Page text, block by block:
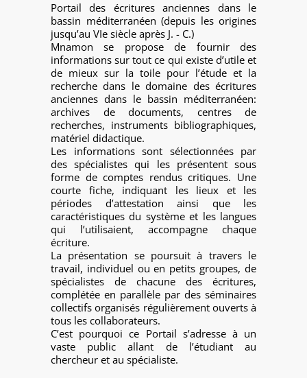
Portail des écritures anciennes dans le
bassin méditerranéen (depuis les origines
jusqu’au VIe siècle après J. - C.)
Mnamon se propose de fournir des
informations sur tout ce qui existe d’utile et
de mieux sur la toile pour l’étude et la
recherche dans le domaine des écritures
anciennes dans le bassin méditerranéen:
archives de documents, centres de
recherches, instruments bibliographiques,
matériel didactique.
Les informations sont sélectionnées par
des spécialistes qui les présentent sous
forme de comptes rendus critiques. Une
courte fiche, indiquant les lieux et les
périodes d’attestation ainsi que les
caractéristiques du système et les langues
qui l’utilisaient, accompagne chaque
écriture.
La présentation se poursuit à travers le
travail, individuel ou en petits groupes, de
spécialistes de chacune des écritures,
complétée en parallèle par des séminaires
collectifs organisés régulièrement ouverts à
tous les collaborateurs.
C’est pourquoi ce Portail s’adresse à un
vaste public allant de l’étudiant au
chercheur et au spécialiste.